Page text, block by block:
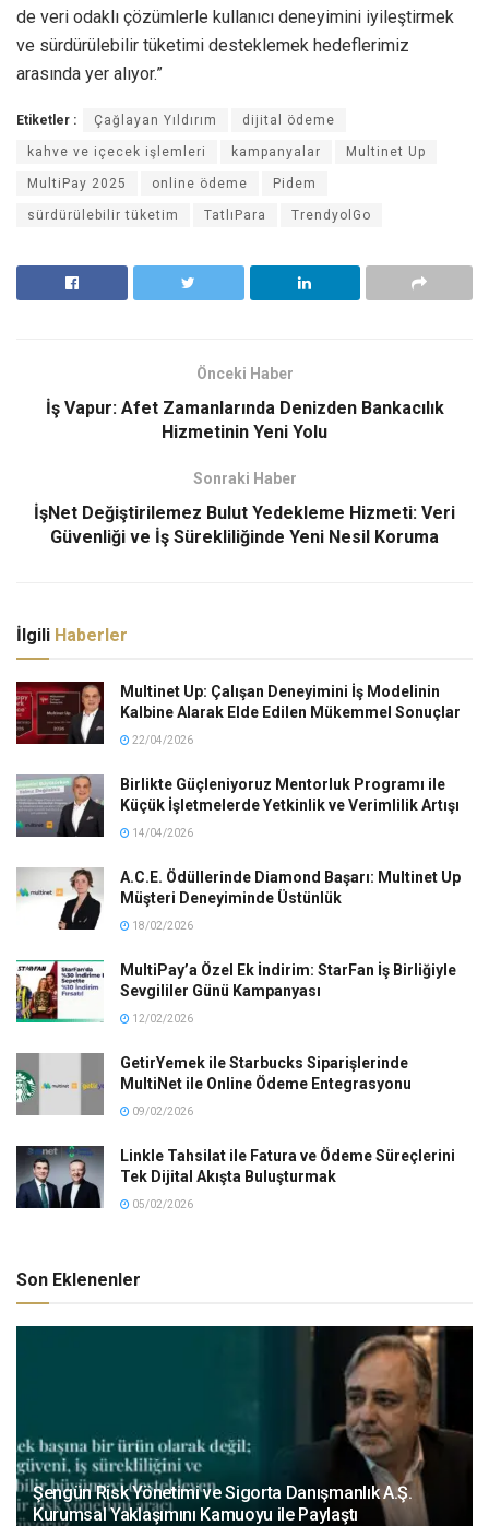
de veri odaklı çözümlerle kullanıcı deneyimini iyileştirmek
ve sürdürülebilir tüketimi desteklemek hedeflerimiz
arasında yer alıyor.”
Etiketler : Çağlayan Yıldırım dijital ödeme
kahve ve içecek işlemleri kampanyalar Multinet Up
MultiPay 2025 online ödeme Pidem
sürdürülebilir tüketim TatlıPara TrendyolGo
Önceki Haber
İş Vapur: Afet Zamanlarında Denizden Bankacılık
Hizmetinin Yeni Yolu
Sonraki Haber
İşNet Değiştirilemez Bulut Yedekleme Hizmeti: Veri
Güvenliği ve İş Sürekliliğinde Yeni Nesil Koruma
İlgili Haberler
Multinet Up: Çalışan Deneyimini İş Modelinin
Kalbine Alarak Elde Edilen Mükemmel Sonuçlar
22/04/2026
Birlikte Güçleniyoruz Mentorluk Programı ile
Küçük İşletmelerde Yetkinlik ve Verimlilik Artışı
14/04/2026
A.C.E. Ödüllerinde Diamond Başarı: Multinet Up
Müşteri Deneyiminde Üstünlük
18/02/2026
MultiPay’a Özel Ek İndirim: StarFan İş Birliğiyle
Sevgililer Günü Kampanyası
12/02/2026
GetirYemek ile Starbucks Siparişlerinde
MultiNet ile Online Ödeme Entegrasyonu
09/02/2026
Linkle Tahsilat ile Fatura ve Ödeme Süreçlerini
Tek Dijital Akışta Buluşturmak
05/02/2026
Son Eklenenler
Şengün Risk Yönetimi ve Sigorta Danışmanlık A.Ş.
Kurumsal Yaklaşımını Kamuoyu ile Paylaştı